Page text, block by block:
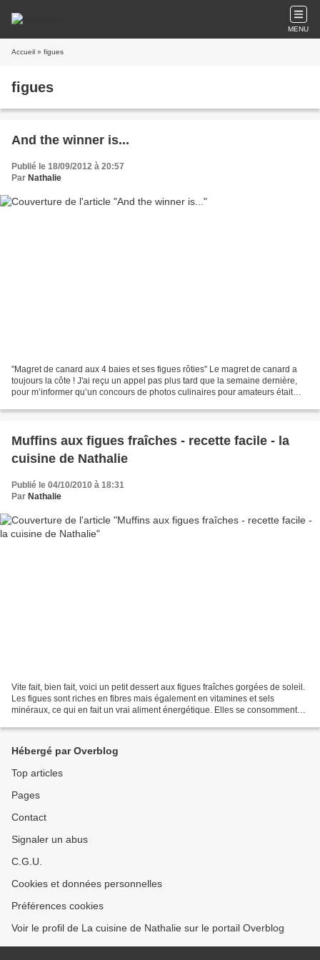
MENU
Accueil » figues
figues
And the winner is...
Publié le 18/09/2012 à 20:57
Par Nathalie
"Magret de canard aux 4 baies et ses figues rôties" Le magret de canard a
toujours la côte ! J'ai reçu un appel pas plus tard que la semaine dernière,
pour m’informer qu’un concours de photos culinaires pour amateurs était
Muffins aux figues fraîches - recette facile - la
cuisine de Nathalie
Publié le 04/10/2010 à 18:31
Par Nathalie
Vite fait, bien fait, voici un petit dessert aux figues fraîches gorgées de soleil.
Les figues sont riches en fibres mais également en vitamines et sels
minéraux, ce qui en fait un vrai aliment énergétique. Elles se consomment
Hébergé par Overblog
Top articles
Pages
Contact
Signaler un abus
C.G.U.
Cookies et données personnelles
Préférences cookies
Voir le profil de La cuisine de Nathalie sur le portail Overblog